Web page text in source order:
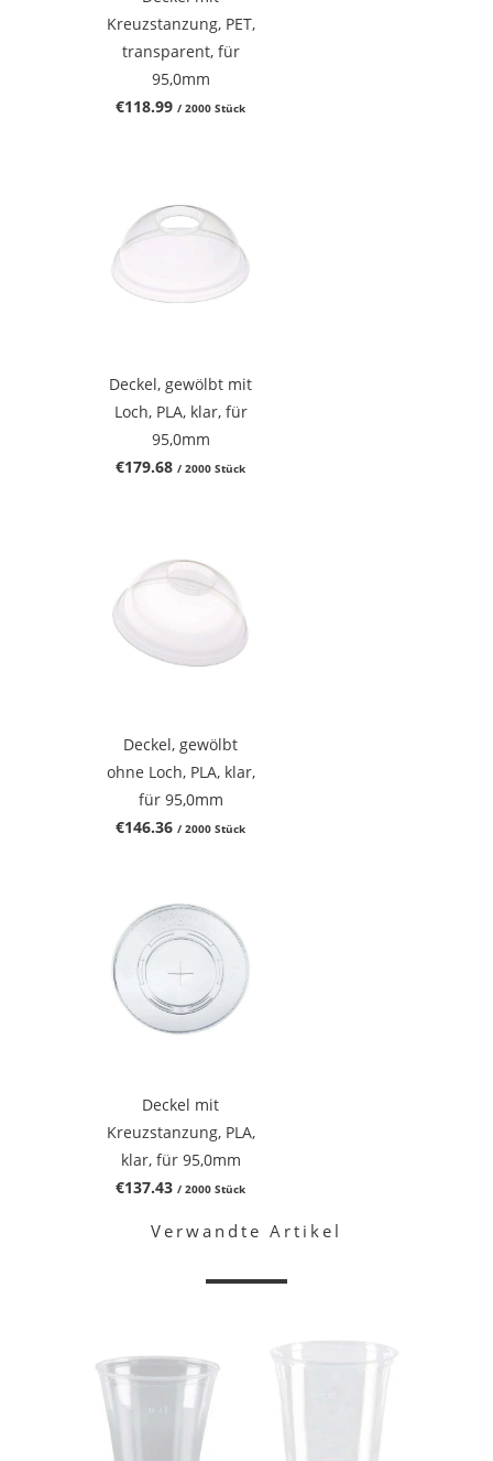
Kreuzstanzung, PET,
transparent, für
95,0mm
€118.99 / 2000 Stück
Deckel, gewölbt mit
Loch, PLA, klar, für
95,0mm
€179.68 / 2000 Stück
Deckel, gewölbt
ohne Loch, PLA, klar,
für 95,0mm
€146.36 / 2000 Stück
Deckel mit
Kreuzstanzung, PLA,
klar, für 95,0mm
€137.43 / 2000 Stück
Verwandte Artikel